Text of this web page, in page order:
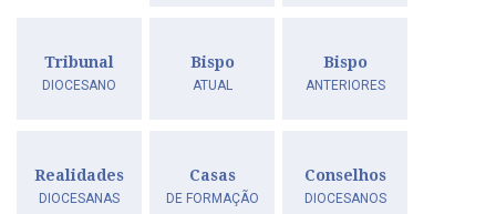
Tribunal
DIOCESANO
Bispo
ATUAL
Bispo
ANTERIORES
Realidades
DIOCESANAS
Casas
DE FORMAÇÃO
Conselhos
DIOCESANOS